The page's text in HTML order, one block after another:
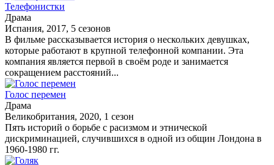
Телефонистки
Драма
Испания, 2017, 5 сезонов
В фильме рассказывается история о нескольких девушках,
которые работают в крупной телефонной компании. Эта
компания является первой в своём роде и занимается
сокращением расстояний...
Голос перемен
Драма
Великобритания, 2020, 1 сезон
Пять историй о борьбе с расизмом и этнической
дискриминацией, случившихся в одной из общин Лондона в
1960-1980 гг.